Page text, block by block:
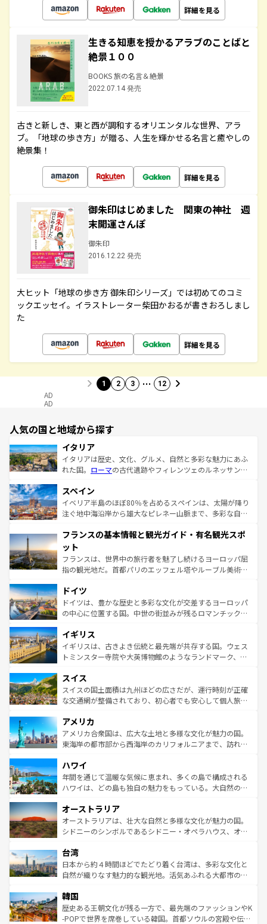
詳細を見る
生きる知恵を授かるアラブのことばと
絶景１００
BOOKS 旅の名言＆絶景
2022.07.14 発売
古きと新しき、東と西が調和するオリエンタルな世界、アラ
ブ。「地球の歩き方」が贈る、人生を輝かせる名言と癒やしの
絶景集！
詳細を見る
御朱印はじめました 関東の神社 週
末開運さんぽ
御朱印
2016.12.22 発売
大ヒット「地球の歩き方 御朱印シリーズ」では初めてのコミ
ックエッセイ。イラストレーター柴田かおるが書きおろしまし
た
詳細を見る
1 2 3 … 12
AD
AD
人気の国と地域から探す
イタリア
イタリアは歴史、文化、グルメ、自然と多彩な魅力にあふ
れた国。 ローマの古代遺跡やフィレンツェのルネッサンス
ろん、トスカーナの美しい田園風景やアマルフィ海岸の絶
景など、自然景観も見逃せない。観光の合間には、本場の
ピザやパスタなど、絶品のイタリア料理を堪能することも
ませてくれるイタリアで、忘れられない旅をしてみよう！
なお、新着のイタリア情報は
しい。
スペイン
イベリア半島のほぼ80％を占めるスペインは、太陽が降り
注ぐ地中海沿岸から雄大なピレネー山脈まで、多彩な自然
文化が根付くこの国では、情熱的なフラメンコ、熱気あふ
れる闘牛、そして美味しいタパスが生活の一部となってい
る。首都マドリードの洗練された雰囲気や、バルセロナの
アートに溢れた街角から、地方では古代ローマ遺跡や中世
せる。地方によって風土や気候が異なるスペインはその個
性で訪れる人を魅了する。 なお、新着のスペイン情報は コ
ンテンツ一覧を参照してほしい。
フランスの基本情報と観光ガイド・有名観光スポ
ット
フランスは、世界中の旅行者を魅了し続けるヨーロッパ屈
指の観光地だ。首都パリのエッフェル塔やルーブル美術館
で、幅広い魅力が詰まっている。華麗な宮殿、歴史的な大
聖堂、美しいビーチ、そして豊かな自然が、訪れる者を心
から魅了する。また、フランスは美食の国としても知ら
いる。シャンパンの発祥地であるランス、プロヴァンスの
香り高いラベンダー畑など、多彩な楽しみ方が可能だ。さ
らに、パリ以外の地域にも魅力が溢れており、どの街角に
れる地方に足を運ぶとそれぞれで全く異なる文化を体験で
きるだろう。 なお、新着のフランス情報はコンテンツ一覧
を参照してほしい。
ドイツ
ドイツは、豊かな歴史と多彩な文化が交差するヨーロッパ
の中心に位置する国。中世の街並みが残るロマンチック街
顔を持つこの国は、どこを歩いても飽きることがない。ベ
ルリンの文化的活気、バイエルン州のアルプスの絶景、そ
してライン川沿いのワイン畑といった風景は必見。ビール
は、お酒好きな人にはぜひ体験してほしい。 なお、新着の
ドイツ情報はコンテンツ一覧を参照してほしい。
イギリス
イギリスは、古きよき伝統と最先端が共存する国。ウェス
トミンスター寺院や大英博物館のようなランドマーク、歴
リアごとに異なる魅力がある。また、優雅なアフタヌーン
ティー、ビール好きにはたまらない英国パブ、サッカー観
戦など、本場だからこそできる体験も豊富。イギリスを旅
ンツ一覧を参照してほしい。
スイス
スイスの国土面積は九州ほどの広さだが、運行時刻が正確
な交通網が整備されており、初心者でも安心して個人旅行
の建物がそのまま残る町や、スイスならではのユニークな
博物館もあり、アルプス観光だけでなく町歩きも満喫する
ことができる。国民の所得が高いため物価も高いが、旅行
ば市内交通費無料で観光を楽しむこともできる。 なお、新
着のスイス情報はコンテンツ一覧 を参照してほしい。
アメリカ
アメリカ合衆国は、広大な土地と多様な文化が魅力の国。
東海岸の都市部から西海岸のカリフォルニアまで、訪れる
のような巨大都市は、観光、ショッピング、エンターテイ
ンメントが詰まった刺激的なスポットだ。一方、アメリカ
西部には大自然が広がり、グランドキャニオンやイエロー
部のニューオーリンズでは、音楽と美食が融合した独特の
文化が魅力。旅行者はアメリカの各地域で異なる魅力を楽
しみながら、その多様性と豊かな歴史を感じることができ
ならではの贅沢な旅のスタイルだ。 なお、新着のアメリカ
情報はコンテンツ一覧を参照してほしい。
ハワイ
年間を通じて温暖な気候に恵まれ、多くの島で構成される
ハワイは、どの島も独自の魅力をもっている。大自然の神
ワイ島は見逃せない。また、定番の観光地といえばオアフ
島だが、静かな自然を求めるならマウイ島やカウアイ島が
おすすめ。エメラルドグリーンに輝く海をはじめ、豊かな
れるおもてなしの心で訪れる人々を迎えてくれるハワイの
人々、おいしいローカルフードやハワイアンミュージッ
ク、伝統的なフラダンスなど、すべてがハワイの魅力を彩
ワイを、存分に味わってほしい。 なお、新着のハワイ情報
はコンテンツ一覧を参照してほしい。
オーストラリア
オーストラリアは、壮大な自然と多様な文化が魅力の国。
シドニーのシンボルであるシドニー・オペラハウス、オー
リアリーフや大陸中央部にそびえるウルル（エアーズロッ
ク）、タスマニアの美しい原生林やケアンズの熱帯雨林な
ど、見どころがたくさん。また、カフェやワイン、オージ
いる。アクティビティも充実しており、サーフィンやダイ
ビング、ハイキングなど、アウトドア好きにはたまらな
い。オーストラリアの多彩な魅力を存分に味わいつくそ
台湾
日本から約４時間ほどでたどり着く台湾は、多彩な文化と
自然が織りなす魅力的な観光地。活気あふれる大都市の台
ン）、静ひつな山岳地帯である台湾東部など、都市の喧騒
と山間の静けさが共存しており、訪れる人に新しい発見と
驚きをもたらしてくれる。また、奥深い台湾の食文化も魅
韓国
歴史ある王朝文化が残る一方で、最先端のファッションやK
-POPで世界を席巻している韓国。首都ソウルの宮殿や伝統